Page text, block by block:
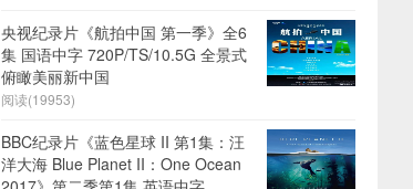
央视纪录片《航拍中国 第一季》全6
集 国语中字 720P/TS/10.5G 全景式
俯瞰美丽新中国
阅读(19953)
BBC纪录片《蓝色星球 II 第1集：汪
洋大海 Blue Planet II：One Ocean